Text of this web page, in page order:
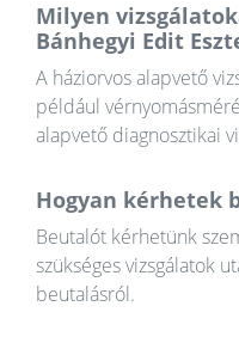
Milyen
Bánhegyi Edit
A háziorvos alapvető
például
alapvető diagnosztikai
Hogyan kérhetek
Beutalót kérhetünk
szükséges vizsgálatok
beutalásról.